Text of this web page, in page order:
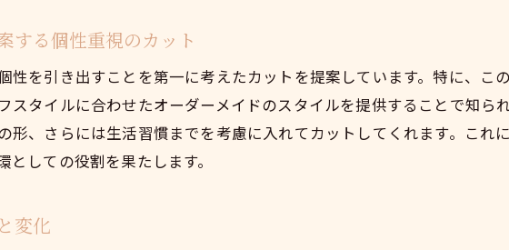
トレンドカットで新鮮な風を取り入れる方法
流行カットで周囲との差をつける方法
トレンドカットを取り入れるためのヒント
スタイリストのおすすめ！トレンドカットの選び方
トレンドカットで新しい自分を見つける
する個性重視のカット
性を引き出すことを第一に考えたカットを提案しています。特に、こ
スタイルに合わせたオーダーメイドのスタイルを提供することで知ら
形、さらには生活習慣までを考慮に入れてカットしてくれます。これ
しての役割を果たします。
変化